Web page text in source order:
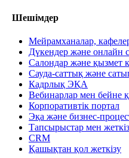
Шешімдер
Мейрамханалар,
Дүкендер және онлайн
Салондар және қызмет
Сауда-саттық және
Кадрлық ЭҚА
Вебинарлар мен бейне
Корпоративтік портал
Эқа және бизнес-
Тапсырыстар мен
CRM
Қашықтан қол жеткізу